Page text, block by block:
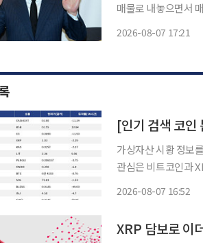
매물로 내놓으면서 매
2026-08-07 17:21
가상자산 시황 정보
관심은 비트코인과
2026-08-07 16:52
XRP 담보로 이